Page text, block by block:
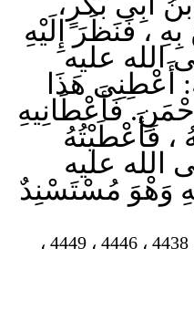
، فَنَظَرَ إِلَيْهِ
عليه
هَذَا
فَأَعْطَانِيهِ
فَأَعْطَيْتُهُ
عليه
وَهْوَ مُسْتَسْنِدٌ
أطرافه 1389 ، 3100 ، 3774 ، 4438 ، 4446 ، 4449 ،